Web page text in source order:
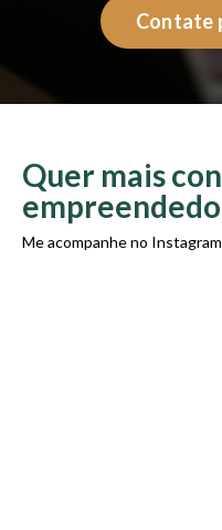
Contate
Quer mais
Me acompanhe no Instagram